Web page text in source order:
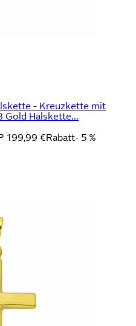
- Kreuzkette mit
Gold Halskette...
199,99 €Rabatt- 5 %